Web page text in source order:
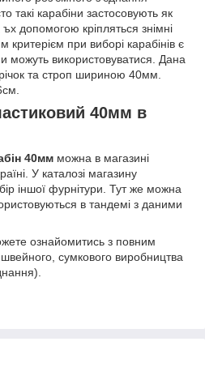
такі карабіни застосовують як
допомогою кріпляться знімні
при виборі карабінів є
можуть використовуватися. Дана
та строп шириною 40мм.
40мм в
40мм можна в магазині
У каталозі магазину
іншої фурнітури. Тут же можна
в тандемі з даними
ознайомитись з повним
сумкового виробництва